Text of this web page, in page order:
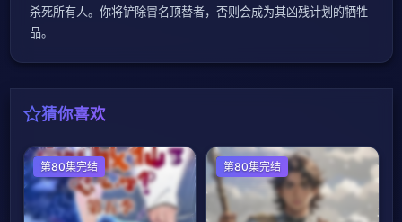
杀死所有人。你将铲除冒名顶替者，否则会成为其凶残计划的牺牲
品。
猜你喜欢
国产动漫
第80集完结 国产动漫
第80集完结